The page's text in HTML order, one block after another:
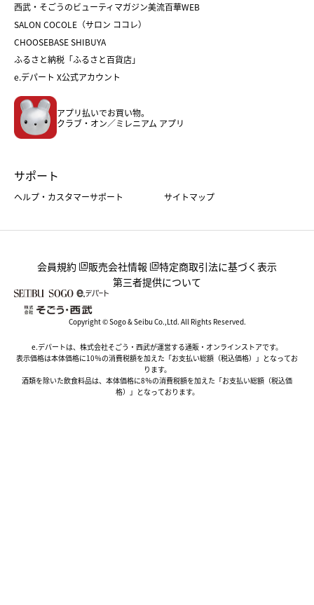
ホワイトデー
バレンタイン
ホワイトデー
おせち
フード
ホーム・キッチン＆アート
西武・そごうのビューティマガジン美流百華WEB
SALON COCOLE（サロン ココレ）
CHOOSEBASE SHIBUYA
ふるさと納税「ふるさと百貨店」
e.デパート X公式アカウント
アプリ払いでお買い物。
クラブ・オン／ミレニアム アプリ
サポート
ヘルプ・カスタマーサポート サイトマップ
会員規約 販売会社情報
特定商取引法に基づく表示
第三者提供について
Copyright © Sogo & Seibu Co.,Ltd. All Rights Reserved.
e.デパートは、株式会社そごう・西武が運営する通販・オンラインストアです。
表示価格は本体価格に10％の消費税額を加えた「お支払い総額（税込価格）」となってお
ります。
酒類を除いた飲食料品は、本体価格に8％の消費税額を加えた「お支払い総額（税込価
格）」となっております。